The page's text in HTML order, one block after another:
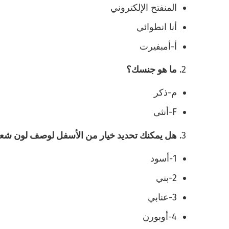
المنفتح الإلكتروني
أنا انطوائي
أ-أمبفيرت
ما هو جنسك؟
م-ذكر
F-أنثى
هل يمكنك تحديد خيار من الأسفل لوصف لون
1-أسود
2-بني
3-عنابي
4-أوبورن